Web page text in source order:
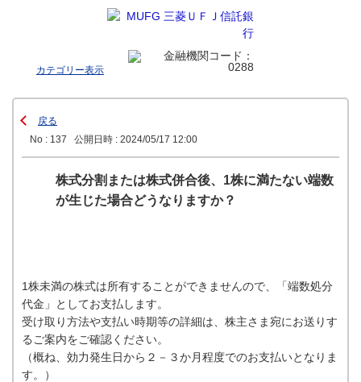
カテゴリー表示
戻る
No : 137
公開日時 : 2024/05/17 12:00
株式分割または株式併合後、1株に満たない端数
が生じた場合どうなりますか？
1株未満の株式は所有することができませんので、「端数処分
代金」としてお支払します。
受け取り方法や支払い時期等の詳細は、株主さま宛にお送りす
るご案内をご確認ください。
（概ね、効力発生日から２－３か月程度でのお支払いとなりま
す。）